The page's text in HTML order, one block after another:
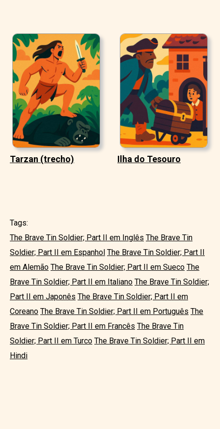
Tarzan (trecho) Ilha do Tesouro
Tags:
The Brave Tin Soldier; Part II em Inglês The Brave Tin
Soldier; Part II em Espanhol The Brave Tin Soldier; Part II
em Alemão The Brave Tin Soldier; Part II em Sueco The
Brave Tin Soldier; Part II em Italiano The Brave Tin Soldier;
Part II em Japonês The Brave Tin Soldier; Part II em
Coreano The Brave Tin Soldier; Part II em Português The
Brave Tin Soldier; Part II em Francês The Brave Tin
Soldier; Part II em Turco The Brave Tin Soldier; Part II em
Hindi